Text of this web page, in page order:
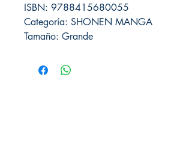
ISBN: 9788415680055
Categoría: SHONEN MANGA
Tamaño: Grande